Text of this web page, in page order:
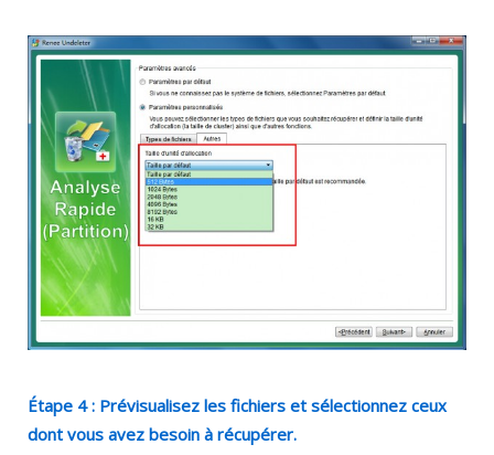
Étape 4 : Prévisualisez les fichiers et sélectionnez ceux
dont vous avez besoin à récupérer.